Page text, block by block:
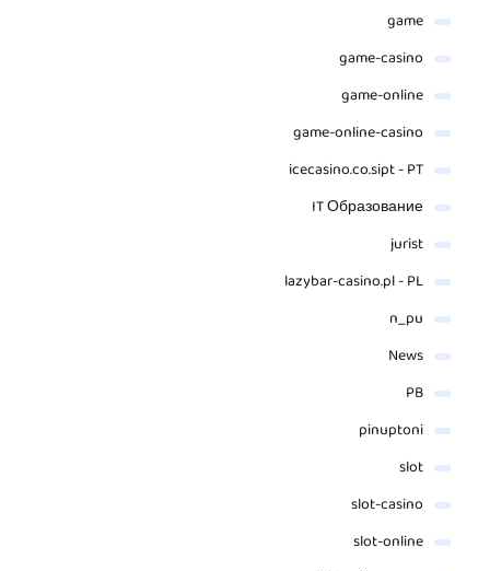
game
game-casino
game-online
game-online-casino
icecasino.co.sipt - PT
IT Образование
jurist
lazybar-casino.pl - PL
n_pu
News
PB
pinuptoni
slot
slot-casino
slot-online